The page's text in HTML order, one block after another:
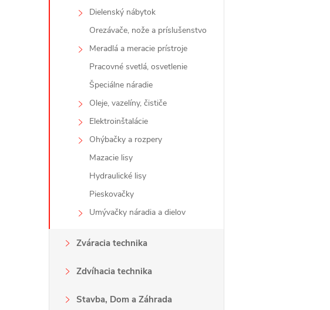
Dielenský nábytok
Orezávače, nože a príslušenstvo
Meradlá a meracie prístroje
Pracovné svetlá, osvetlenie
Špeciálne náradie
Oleje, vazelíny, čističe
Elektroinštalácie
Ohýbačky a rozpery
Mazacie lisy
Hydraulické lisy
Pieskovačky
Umývačky náradia a dielov
Zváracia technika
Zdvíhacia technika
Stavba, Dom a Záhrada